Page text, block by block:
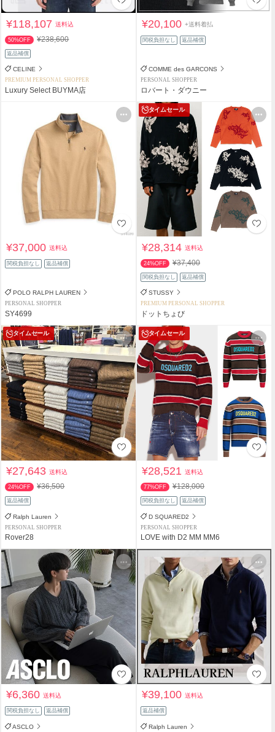
¥118,107送料込
50%OFF ¥238,600
返品補償
CELINE
PREMIUM PERSONAL SHOPPER
Luxury Select BUYMA店
¥20,100+送料着払
関税負担なし 返品補償
COMME des GARCONS
PERSONAL SHOPPER
ロバート・ダウニー
¥37,000送料込
関税負担なし 返品補償
POLO RALPH LAUREN
PERSONAL SHOPPER
SY4699
タイムセール
¥28,314送料込
24%OFF ¥37,400
関税負担なし 返品補償
STUSSY
PREMIUM PERSONAL SHOPPER
ドットちょび
タイムセール
¥27,643送料込
24%OFF ¥36,500
返品補償
Ralph Lauren
PERSONAL SHOPPER
Rover28
タイムセール
¥28,521送料込
77%OFF ¥128,000
関税負担なし 返品補償
D SQUARED2
PERSONAL SHOPPER
LOVE with D2 MM MM6
¥6,360送料込
関税負担なし 返品補償
ASCLO
¥39,100送料込
返品補償
Ralph Lauren